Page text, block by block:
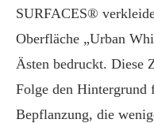
SURFACES®
Oberfläche „Urban
Ästen bedruckt. Diese
Folge den Hintergrund
Bepflanzung, die